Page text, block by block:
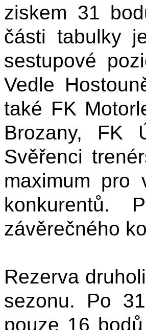
ziskem 31
části tabulky
sestupové
Vedle
také FK
Brozany, FK
Svěřenci
maximum pro
konkurentů.
závěrečného
Rezerva
sezonu. Po
pouze 16